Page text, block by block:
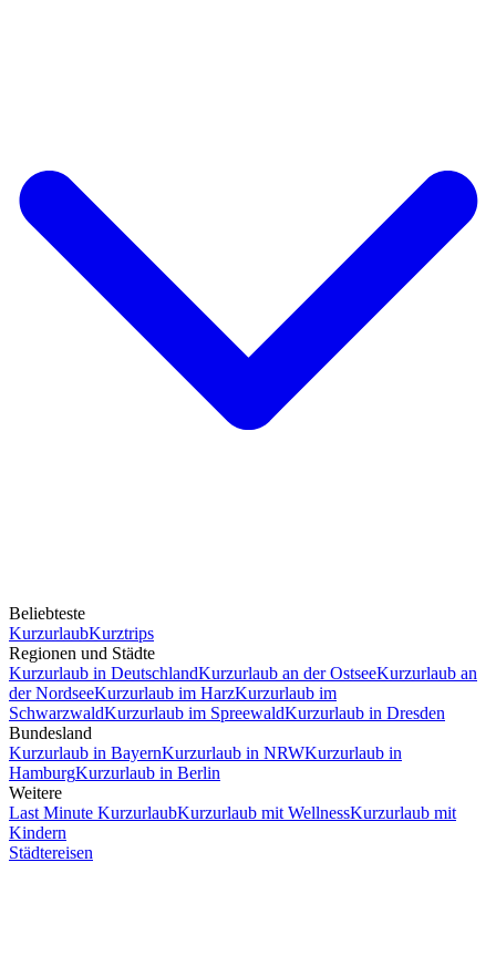
Beliebteste
KurzurlaubKurztrips
Regionen und Städte
Kurzurlaub in DeutschlandKurzurlaub an der OstseeKurzurlaub an
der NordseeKurzurlaub im HarzKurzurlaub im
SchwarzwaldKurzurlaub im SpreewaldKurzurlaub in Dresden
Bundesland
Kurzurlaub in BayernKurzurlaub in NRWKurzurlaub in
HamburgKurzurlaub in Berlin
Weitere
Last Minute KurzurlaubKurzurlaub mit WellnessKurzurlaub mit
Kindern
Städtereisen